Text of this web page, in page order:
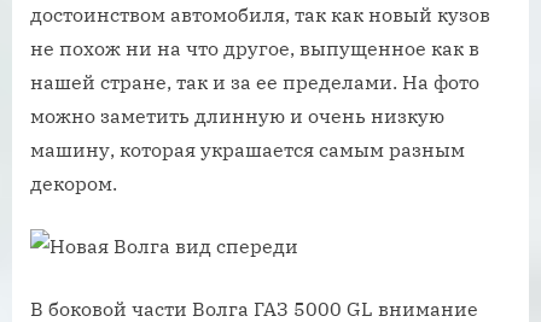
достоинством автомобиля, так как новый кузов
не похож ни на что другое, выпущенное как в
нашей стране, так и за ее пределами. На фото
можно заметить длинную и очень низкую
машину, которая украшается самым разным
декором.
В боковой части Волга ГАЗ 5000 GL внимание